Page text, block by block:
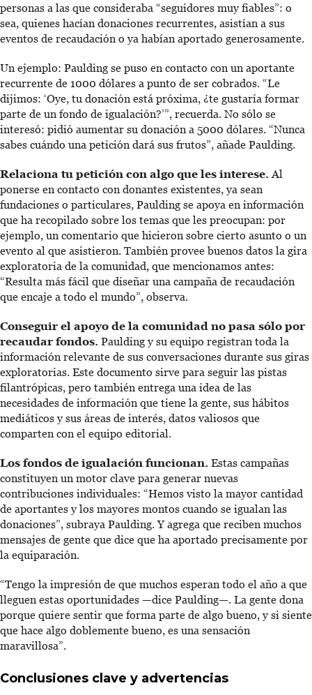
personas a las que consideraba “seguidores muy fiables”: o
sea, quienes hacían donaciones recurrentes, asistían a sus
eventos de recaudación o ya habían aportado generosamente.
Un ejemplo: Paulding se puso en contacto con un aportante
recurrente de 1000 dólares a punto de ser cobrados. “Le
dijimos: ‘Oye, tu donación está próxima, ¿te gustaría formar
parte de un fondo de igualación?’”, recuerda. No sólo se
interesó: pidió aumentar su donación a 5000 dólares. “Nunca
sabes cuándo una petición dará sus frutos”, añade Paulding.
Relaciona tu petición con algo que les interese. Al
ponerse en contacto con donantes existentes, ya sean
fundaciones o particulares, Paulding se apoya en información
que ha recopilado sobre los temas que les preocupan: por
ejemplo, un comentario que hicieron sobre cierto asunto o un
evento al que asistieron. También provee buenos datos la gira
exploratoria de la comunidad, que mencionamos antes:
“Resulta más fácil que diseñar una campaña de recaudación
que encaje a todo el mundo”, observa.
Conseguir el apoyo de la comunidad no pasa sólo por
recaudar fondos. Paulding y su equipo registran toda la
información relevante de sus conversaciones durante sus giras
exploratorias. Este documento sirve para seguir las pistas
filantrópicas, pero también entrega una idea de las
necesidades de información que tiene la gente, sus hábitos
mediáticos y sus áreas de interés, datos valiosos que
comparten con el equipo editorial.
Los fondos de igualación funcionan. Estas campañas
constituyen un motor clave para generar nuevas
contribuciones individuales: “Hemos visto la mayor cantidad
de aportantes y los mayores montos cuando se igualan las
donaciones”, subraya Paulding. Y agrega que reciben muchos
mensajes de gente que dice que ha aportado precisamente por
la equiparación.
“Tengo la impresión de que muchos esperan todo el año a que
lleguen estas oportunidades —dice Paulding—. La gente dona
porque quiere sentir que forma parte de algo bueno, y si siente
que hace algo doblemente bueno, es una sensación
maravillosa”.
Conclusiones clave y advertencias